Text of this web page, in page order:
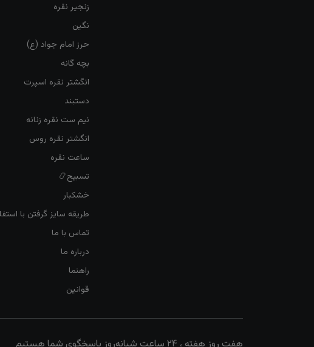
زنجیر نقره
نگین
حرز امام جواد (ع)
بچه گانه
انگشتر نقره اسپرت
دستبند
نیم ست نقره زنانه
انگشتر نقره روس
ساعت نقره
تسبیح📿
خشکبار
طریقه سایز گرفتن با
تماس با ما
درباره ما
راهنما
قوانین